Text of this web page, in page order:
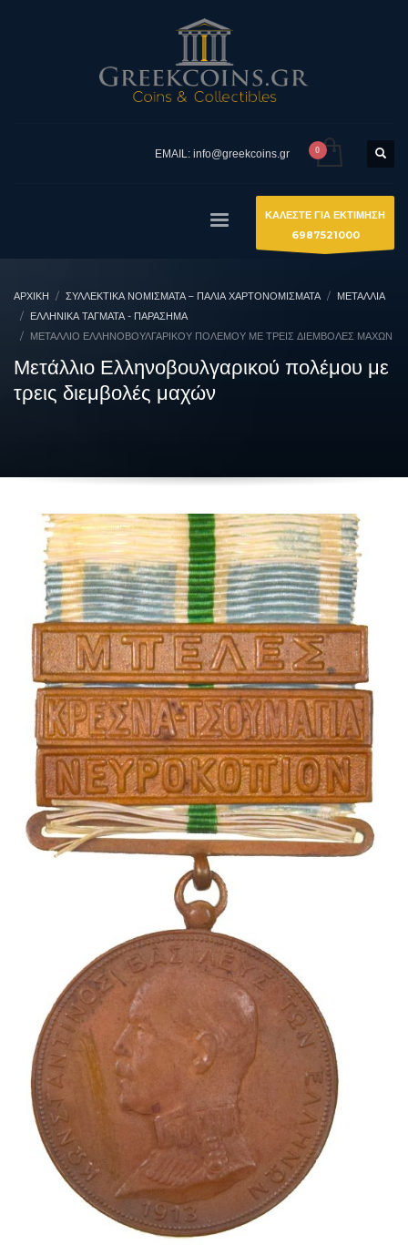
EMAIL: info@greekcoins.gr
ΚΑΛΕΣΤΕ ΓΙΑ ΕΚΤΙΜΗΣΗ
6987521000
ΑΡΧΙΚΉ ΣΥΛΛΕΚΤΙΚΆ ΝΟΜΊΣΜΑΤΑ – ΠΑΛΙΆ ΧΑΡΤΟΝΟΜΊΣΜΑΤΑ
ΜΕΤΑΛΛΙΑ
ΕΛΛΗΝΙΚΆ ΤΆΓΜΑΤΑ - ΠΑΡΆΣΗΜΑ
ΜΕΤΆΛΛΙΟ ΕΛΛΗΝΟΒΟΥΛΓΑΡΙΚΟΎ ΠΟΛΈΜΟΥ ΜΕ ΤΡΕΙΣ ΔΙΕΜΒΟΛΈΣ ΜΑΧΏΝ
Μετάλλιο Ελληνοβουλγαρικού πολέμου με
τρεις διεμβολές μαχών